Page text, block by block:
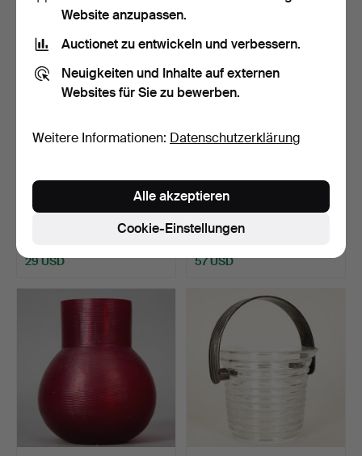
Lalique, Karaffe mit Stöpsel
(mit Beschädi…
Beendet 9. Mär 2026
29 USD
Glaskaraffe mit
Eiswürfeleinsatz nach
eine…
Beendet 18. Jul 2026
57 USD
Website anzupassen.
Auctionet zu entwickeln und verbessern.
Neuigkeiten und Inhalte auf externen
Websites für Sie zu bewerben.
Weitere Informationen: Datenschutzerklärung
Cookie-Einstellungen
Alle akzeptieren